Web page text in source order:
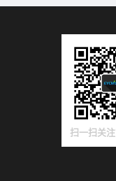
扫一扫关